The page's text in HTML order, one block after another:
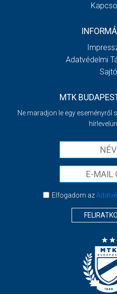
Adatvédelmi
Sajtó
MTK
Ne maradjon le egy eseményről
Elfogadom az